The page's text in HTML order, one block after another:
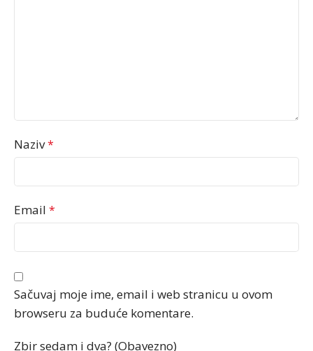
Naziv*
Email *
Sačuvaj moje ime, email i web stranicu u ovom
browseru za buduće komentare.
Zbir sedam i dva? (Obavezno)